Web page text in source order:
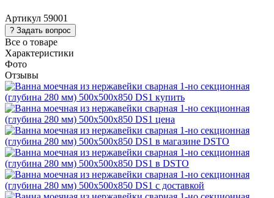
Артикул 59001
Все о товаре
Характеристики
Фото
Отзывы